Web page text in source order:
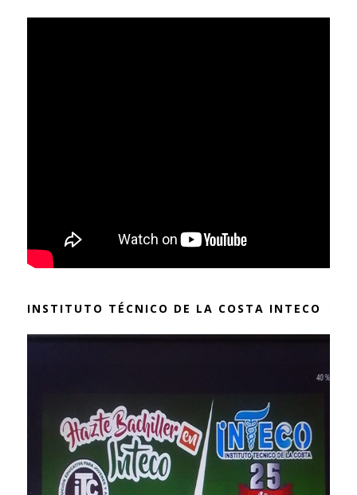
INSTITUTO TÉCNICO DE LA COSTA INTECO